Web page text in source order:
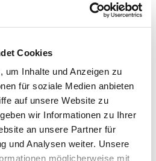
Cookies
um Inhalte und Anzeigen zu
für soziale Medien anbieten
auf unsere Website zu
wir Informationen zu Ihrer
an unsere Partner für
und Analysen weiter. Unsere
möglicherweise mit